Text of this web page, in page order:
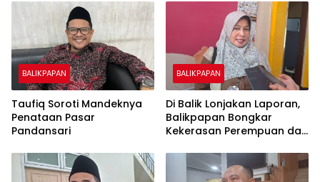
BALIKPAPAN
Taufiq Soroti Mandeknya
Penataan Pasar
Pandansari
BALIKPAPAN
Di Balik Lonjakan Laporan,
Balikpapan Bongkar
Kekerasan Perempuan dan